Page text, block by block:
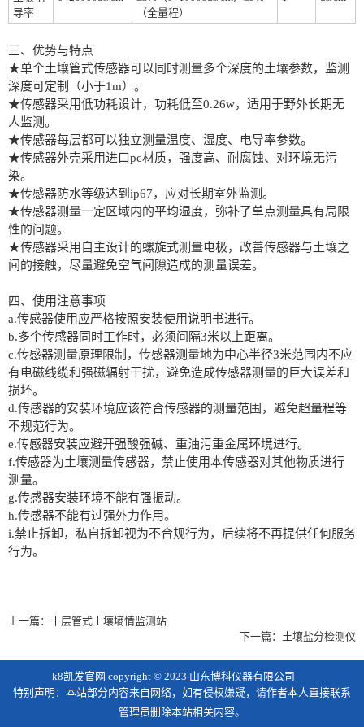
导率
（全量程）
三、优势与特点
★单个土壤管式传感器可以同时测量多个深度的土壤参数，监测
深度可定制（小于1m）。
★传感器采用低功耗设计，功耗低至0.26w，适用于野外长期无
人监测。
★传感器每层都可以独立测量温度、湿度、电导率参数。
★传感器外壳采用进口pc材质，强度高、耐腐蚀、对环境无污
染。
★传感器防水等级达到ip67，应对长期室外监测。
★传感器测量一定区域内的平均湿度，弥补了单点测量具有局限
性的问题。
★传感器采用自主设计的螺旋式测量电极，改善传感器与土壤之
间的接触，尽量避免空气间隙造成的测量误差。
四、使用注意事项
a.传感器使用应严格按照安装使用说明书进行。
b.多个传感器同时工作时，必须间隔3米以上距离。
c.传感器测量原理限制，传感器测量地为中心半径3米范围内不应
有电磁线缆和强磁辐射干扰，避免造成传感器测量的巨大误差和
损坏。
d.传感器的安装环境应该符合传感器的测量范围，避免超量程等
不规范行为。
e.传感器安装应避开强酸强碱、重油污重金属环境进行。
f.传感器为土壤测量传感器，禁止使用本传感器对其他物质进行
测量。
g.传感器安装环境不能有强振动。
h.传感器不能有过强外力作用。
i.禁止拆卸，私自拆卸视为不合规行为，后续将不再提供任何服务
行为。
上一篇： 十层管式土壤墒情监测站
下一篇： 土壤盐分检测仪
k8凯发官网 copyright © 2023 山东博科仪器有限公司
特别声明：本站部分内容来自网络，如有侵权嫌疑，请作者本人直接联系
管理员删除本站相关内容。